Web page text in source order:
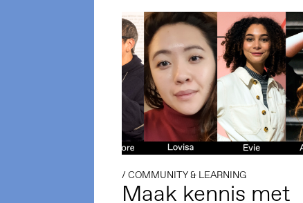
/ COMMUNITY & LEARNING
Maak kennis met